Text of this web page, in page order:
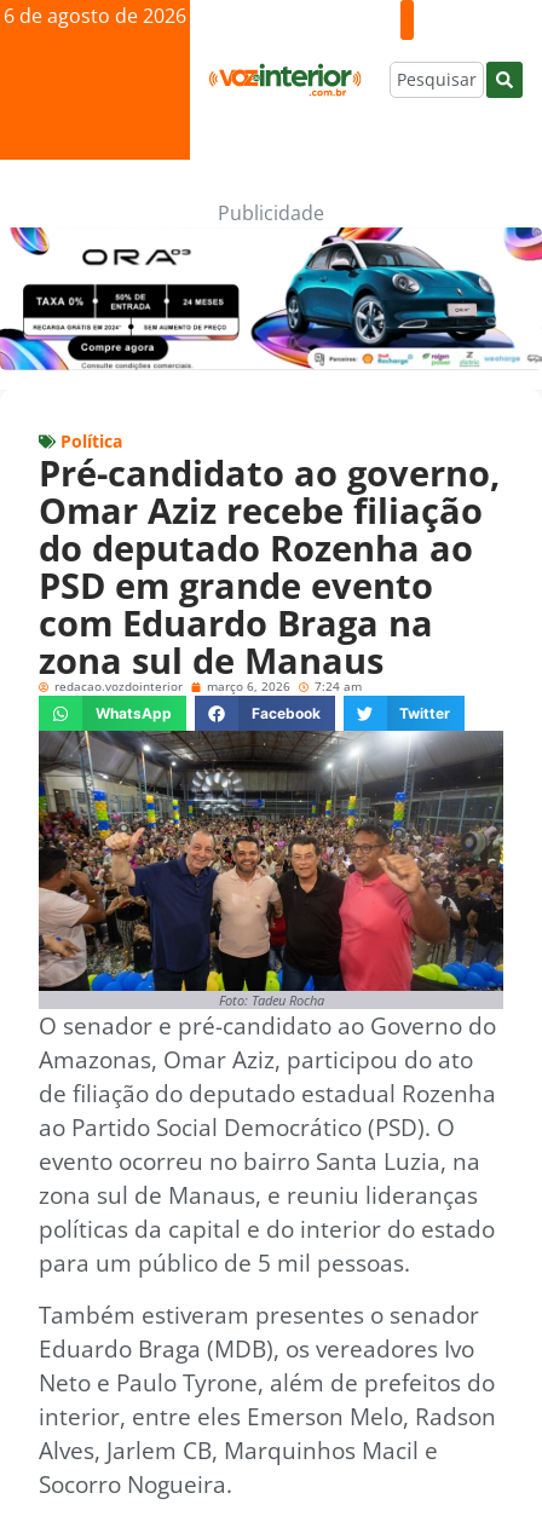
6 de agosto de 2026
Publicidade
Política
Pré-candidato ao governo,
Omar Aziz recebe filiação
do deputado Rozenha ao
PSD em grande evento
com Eduardo Braga na
zona sul de Manaus
redacao.vozdointerior março 6, 2026 7:24 am
WhatsApp Facebook Twitter
Foto: Tadeu Rocha
O senador e pré-candidato ao Governo do
Amazonas, Omar Aziz, participou do ato
de filiação do deputado estadual Rozenha
ao Partido Social Democrático (PSD). O
evento ocorreu no bairro Santa Luzia, na
zona sul de Manaus, e reuniu lideranças
políticas da capital e do interior do estado
para um público de 5 mil pessoas.
Também estiveram presentes o senador
Eduardo Braga (MDB), os vereadores Ivo
Neto e Paulo Tyrone, além de prefeitos do
interior, entre eles Emerson Melo, Radson
Alves, Jarlem CB, Marquinhos Macil e
Socorro Nogueira.